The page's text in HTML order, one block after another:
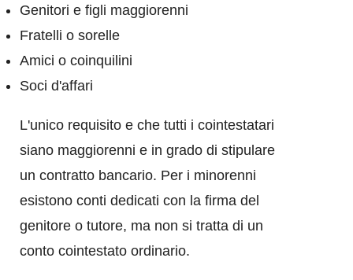
Genitori e figli maggiorenni
Fratelli o sorelle
Amici o coinquilini
Soci d'affari
L'unico requisito e che tutti i cointestatari
siano maggiorenni e in grado di stipulare
un contratto bancario. Per i minorenni
esistono conti dedicati con la firma del
genitore o tutore, ma non si tratta di un
conto cointestato ordinario.